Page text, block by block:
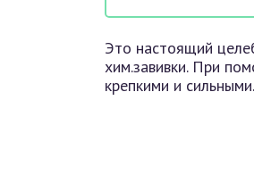
Это настоящий
хим.завивки. При
крепкими и сильными.